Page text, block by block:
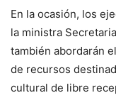
En la ocasión, los
la ministra
también abordarán
de recursos
cultural de libre